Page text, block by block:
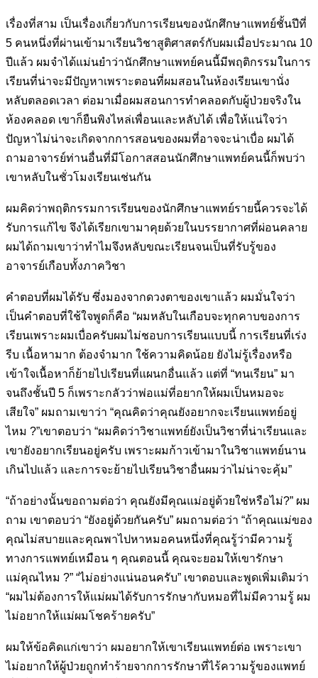
เรื่องที่สาม เป็นเรื่องเกี่ยวกับการเรียนของนักศึกษาแพทย์ชั้นปีที่
5 คนหนึ่งที่ผ่านเข้ามาเรียนวิชาสูติศาสตร์กับผมเมื่อประมาณ 10
ปีแล้ว ผมจำได้แม่นยำว่านักศึกษาแพทย์คนนี้มีพฤติกรรมในการ
เรียนที่น่าจะมีปัญหาเพราะตอนที่ผมสอนในห้องเรียนเขานั่ง
หลับตลอดเวลา ต่อมาเมื่อผมสอนการทำคลอดกับผู้ป่วยจริงใน
ห้องคลอด เขาก็ยืนพิงไหล่เพื่อนและหลับได้ เพื่อให้แน่ใจว่า
ปัญหาไม่น่าจะเกิดจากการสอนของผมที่อาจจะน่าเบื่อ ผมได้
ถามอาจารย์ท่านอื่นที่มีโอกาสสอนนักศึกษาแพทย์คนนี้ก็พบว่า
เขาหลับในชั่วโมงเรียนเช่นกัน
ผมคิดว่าพฤติกรรมการเรียนของนักศึกษาแพทย์รายนี้ควรจะได้
รับการแก้ไข จึงได้เรียกเขามาคุยด้วยในบรรยากาศที่ผ่อนคลาย
ผมได้ถามเขาว่าทำไมจึงหลับขณะเรียนจนเป็นที่รับรู้ของ
อาจารย์เกือบทั้งภาควิชา
คำตอบที่ผมได้รับ ซึ่งมองจากดวงตาของเขาแล้ว ผมมั่นใจว่า
เป็นคำตอบที่ใช้ใจพูดก็คือ “ผมหลับในเกือบจะทุกคาบของการ
เรียนเพราะผมเบื่อครับผมไม่ชอบการเรียนแบบนี้ การเรียนที่เร่ง
รีบ เนื้อหามาก ต้องจำมาก ใช้ความคิดน้อย ยังไม่รู้เรื่องหรือ
เข้าใจเนื้อหาก็ย้ายไปเรียนที่แผนกอื่นแล้ว แต่ที่ “ทนเรียน” มา
จนถึงชั้นปี 5 ก็เพราะกลัวว่าพ่อแม่ที่อยากให้ผมเป็นหมอจะ
เสียใจ” ผมถามเขาว่า “คุณคิดว่าคุณยังอยากจะเรียนแพทย์อยู่
ไหม ?”เขาตอบว่า “ผมคิดว่าวิชาแพทย์ยังเป็นวิชาที่น่าเรียนและ
เขายังอยากเรียนอยู่ครับ เพราะผมก้าวเข้ามาในวิชาแพทย์นาน
เกินไปแล้ว และการจะย้ายไปเรียนวิชาอื่นผมว่าไม่น่าจะคุ้ม”
“ถ้าอย่างนั้นขอถามต่อว่า คุณยังมีคุณแม่อยู่ด้วยใช่หรือไม่?” ผม
ถาม เขาตอบว่า “ยังอยู่ด้วยกันครับ” ผมถามต่อว่า “ถ้าคุณแม่ของ
คุณไม่สบายและคุณพาไปหาหมอคนหนึ่งที่คุณรู้ว่ามีความรู้
ทางการแพทย์เหมือน ๆ คุณตอนนี้ คุณจะยอมให้เขารักษา
แม่คุณไหม ?” “ไม่อย่างแน่นอนครับ” เขาตอบและพูดเพิ่มเติมว่า
“ผมไม่ต้องการให้แม่ผมได้รับการรักษากับหมอที่ไม่มีความรู้ ผม
ไม่อยากให้แม่ผมโชคร้ายครับ”
ผมให้ข้อคิดแก่เขาว่า ผมอยากให้เขาเรียนแพทย์ต่อ เพราะเขา
ไม่อยากให้ผู้ป่วยถูกทำร้ายจากการรักษาที่ไร้ความรู้ของแพทย์